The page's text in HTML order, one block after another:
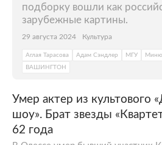
подборку вошли как
зарубежные картины.
29 августа 2024 Культура
Аглая Тарасова Адам Сэндлер МГУ
ВАШИНГТОН
Умер актер из культового
шоу». Брат звезды
62 года